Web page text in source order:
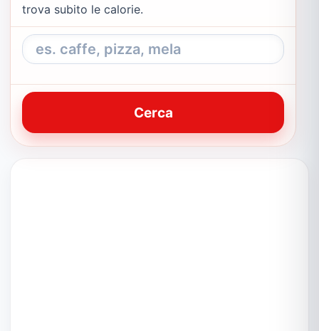
trova subito le calorie.
Cerca